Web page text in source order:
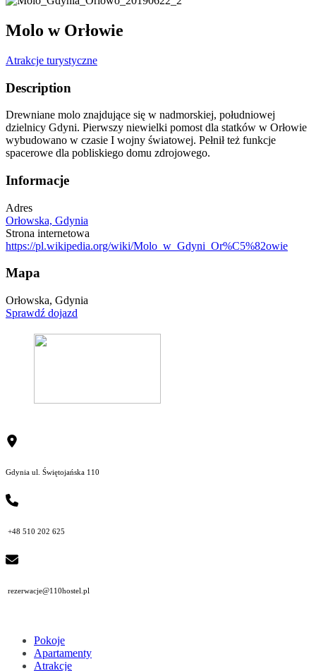
Molo w Orłowie
Atrakcje turystyczne
Description
Drewniane molo znajdujące się w nadmorskiej, południowej
dzielnicy Gdyni. Pierwszy niewielki pomost dla statków w Orłowie
wybudowano w czasie I wojny światowej. Pełnił też funkcje
spacerowe dla pobliskiego domu zdrojowego.
Informacje
Adres
Orłowska, Gdynia
Strona internetowa
https://pl.wikipedia.org/wiki/Molo_w_Gdyni_Or%C5%82owie
Mapa
Orłowska, Gdynia
Sprawdź dojazd
Gdynia ul. Świętojańska 110
+48 510 202 625
rezerwacje@110hostel.pl
Pokoje
Apartamenty
Atrakcje